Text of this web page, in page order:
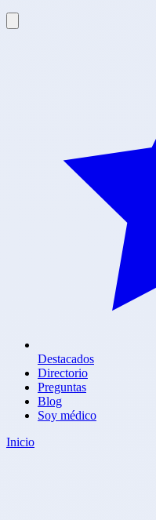
Destacados
Directorio
Preguntas
Blog
Soy médico
Inicio